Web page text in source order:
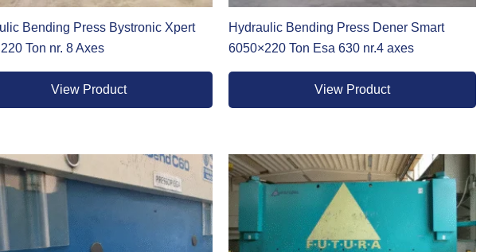
una risposta concreta.
a trasmissione meccanica. Rispetto alla pressa idraulica tradizionale, la
la qualità del prodotto finito è un requisito non negoziabile.
Bending Press Bystronic Xpert
Ton nr. 8 Axes
View Product
Hydraulic Bending Press Dener Smart
6050×220 Ton Esa 630 nr.4 axes
View Product